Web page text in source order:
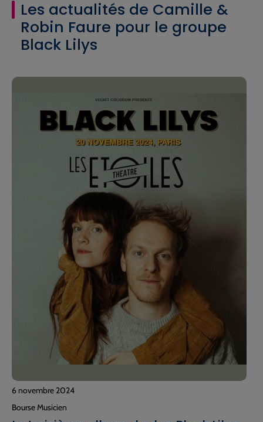
Les actualités de Camille &
Robin Faure pour le groupe
Black Lilys
6 novembre 2024
Bourse Musicien